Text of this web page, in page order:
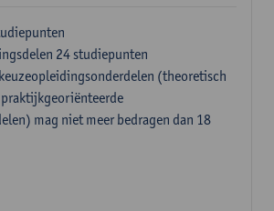
24 studiepunten
(theoretisch
mag niet meer bedragen dan 18